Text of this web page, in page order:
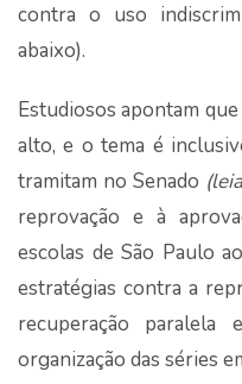
contra o uso
abaixo).
Estudiosos apontam
alto, e o tema é
tramitam no Senado
reprovação e à
escolas de São Paulo
estratégias contra a
recuperação
organização das séries